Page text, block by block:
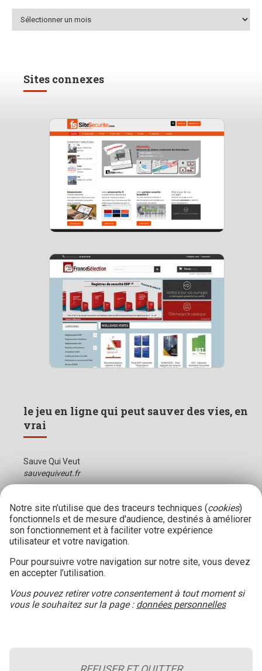
Archives
Sites connexes
le jeu en ligne qui peut sauver des vies, en
vrai
Sauve Qui Veut
sauvequiveut.fr
Notre site n’utilise que des traceurs techniques (cookies)
fonctionnels et de mesure d'audience, destinés à améliorer
son fonctionnement et à faciliter votre expérience
utilisateur et votre navigation.
Pour poursuivre votre navigation sur notre site, vous devez
en accepter l’utilisation.
Vous pouvez retirer votre consentement à tout moment si
vous le souhaitez sur la page : données personnelles